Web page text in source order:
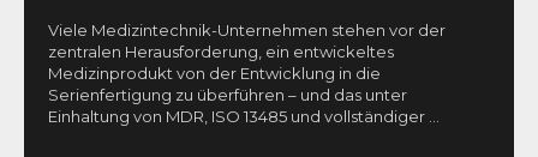
Viele Medizintechnik-Unternehmen stehen vor der
zentralen Herausforderung, ein entwickeltes
Medizinprodukt von der Entwicklung in die
Serienfertigung zu überführen – und das unter
Einhaltung von MDR, ISO 13485 und vollständiger